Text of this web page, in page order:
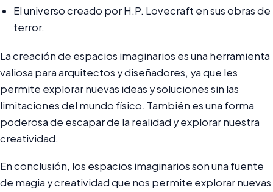
El universo creado por H.P. Lovecraft en sus obras de
terror.
La creación de espacios imaginarios es una herramienta
valiosa para arquitectos y diseñadores, ya que les
permite explorar nuevas ideas y soluciones sin las
limitaciones del mundo físico. También es una forma
poderosa de escapar de la realidad y explorar nuestra
creatividad.
En conclusión, los espacios imaginarios son una fuente
de magia y creatividad que nos permite explorar nuevas